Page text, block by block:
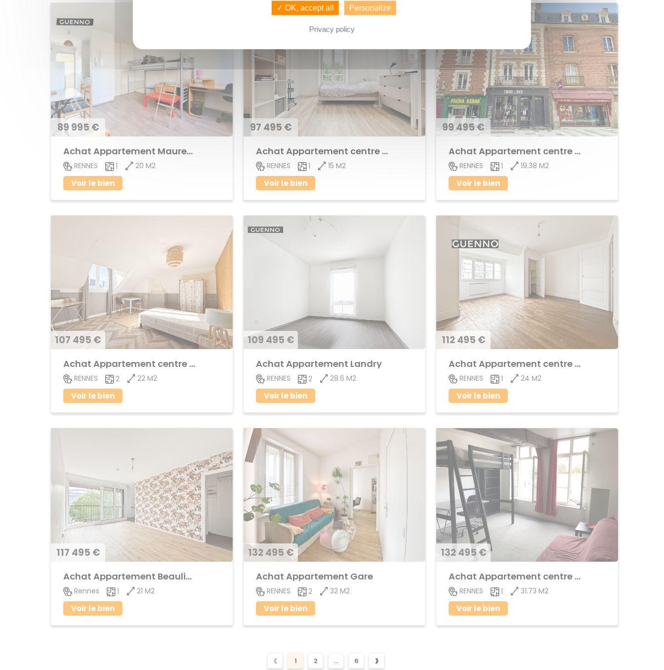
89 995 €
Achat Appartement Maurepas
RENNES 1 20 M2
Voir le bien
97 495 €
Achat Appartement centre ville
RENNES 1 15 M2
Voir le bien
99 495 €
Achat Appartement centre ville
RENNES 1 19.38 M2
Voir le bien
107 495 €
Achat Appartement centre ville
RENNES 2 22 M2
Voir le bien
109 495 €
Achat Appartement Landry
RENNES 2 28.6 M2
Voir le bien
112 495 €
Achat Appartement centre ville
RENNES 1 24 M2
Voir le bien
117 495 €
Achat Appartement Beaulieu
Rennes 1 21 M2
Voir le bien
132 495 €
Achat Appartement Gare
RENNES 2 32 M2
Voir le bien
132 495 €
Achat Appartement centre ville
RENNES 1 31.73 M2
Voir le bien
‹ 1 2 ... 6 ›
✓ OK, accept all Personalize
Privacy policy